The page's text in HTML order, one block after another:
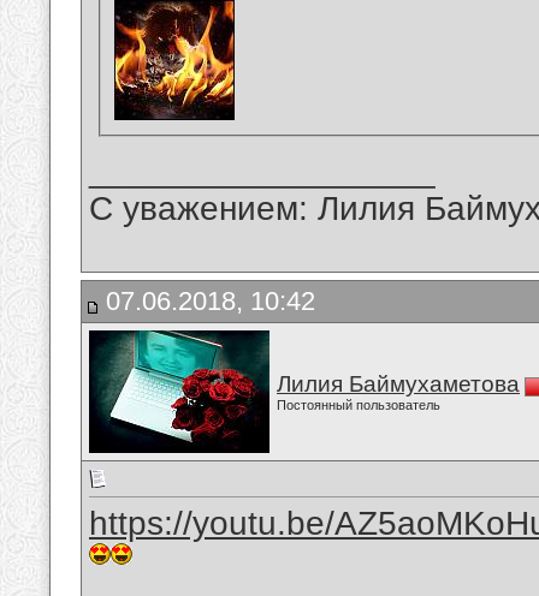
С уважением: Лилия
07.06.2018, 10:42
Лилия Баймухаметова
Постоянный пользователь
https://youtu.be/